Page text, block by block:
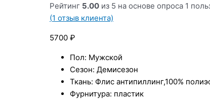
Рейтинг 5.00 из 5 на основе опроса 1
(1 отзыв клиента)
5700 ₽
Пол: Мужской
Сезон: Демисезон
Ткань: Флис антипиллинг,100%
Фурнитура: пластик